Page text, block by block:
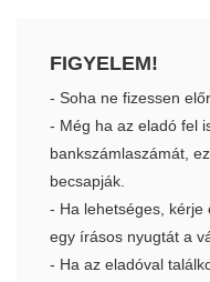
FIGYELEM!
- Soha ne fizessen
- Még ha az eladó fel
bankszámlaszámát,
becsapják.
- Ha lehetséges, kérje
egy írásos nyugtát a
- Ha az eladóval